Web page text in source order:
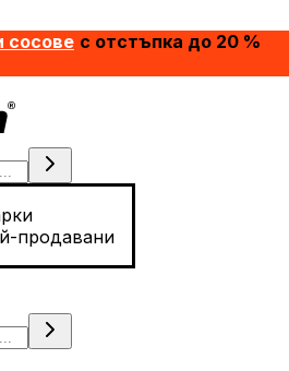
сосове с отстъпка до 20 %
продавани